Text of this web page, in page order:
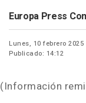
Europa Press
Lunes, 10 febrero 2025
Publicado: 14:12
(Información